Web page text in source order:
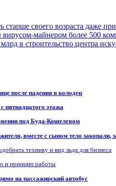
своего возраста даже
вирусом-майнером более 500
в строительство центра
после падения в колодец
пятнадцатого этажа
под Буда-Кошелевом
вместе с сыном тело закопали,
технику и вид льда для бизнеса
и принцип работы
на пассажирский автобус